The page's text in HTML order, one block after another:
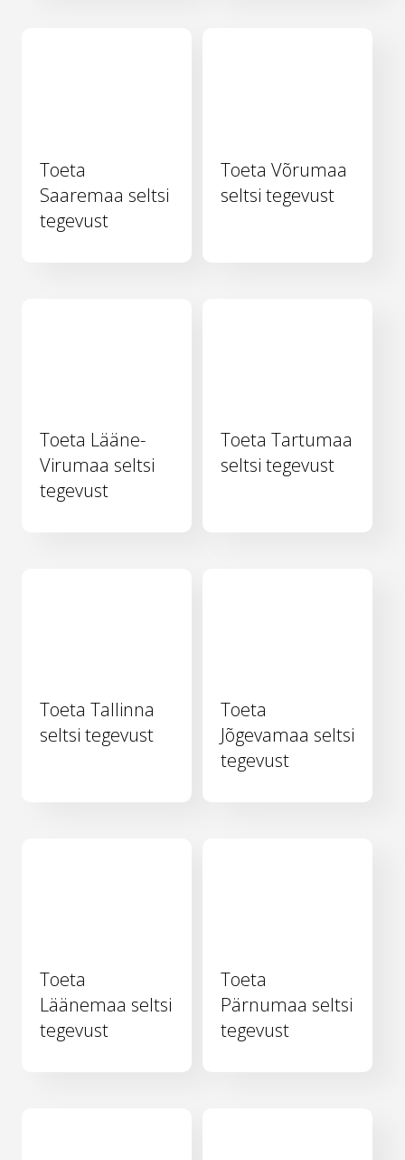
Toeta
Saaremaa seltsi
tegevust
Toeta Võrumaa
seltsi tegevust
Toeta Lääne-
Virumaa seltsi
tegevust
Toeta Tartumaa
seltsi tegevust
Toeta Tallinna
seltsi tegevust
Toeta
Jõgevamaa seltsi
tegevust
Toeta
Läänemaa seltsi
tegevust
Toeta
Pärnumaa seltsi
tegevust